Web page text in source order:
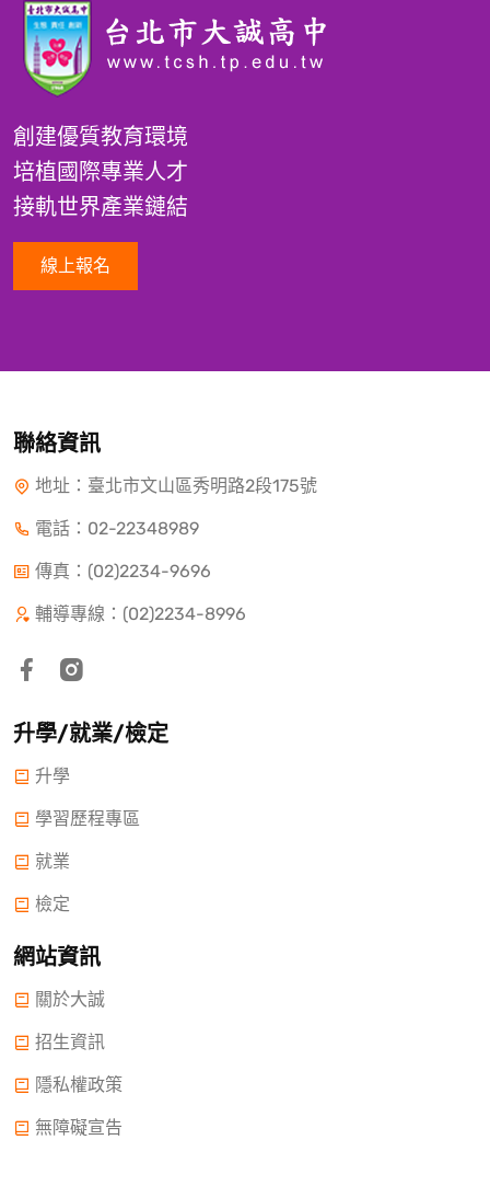
創建優質教育環境
培植國際專業人才
接軌世界產業鏈結
線上報名
聯絡資訊
地址：臺北市文山區秀明路2段175號
電話： 02-22348989
傳真：(02)2234-9696
輔導專線：(02)2234-8996
升學/就業/檢定
升學
學習歷程專區
就業
檢定
網站資訊
關於大誠
招生資訊
隱私權政策
無障礙宣告